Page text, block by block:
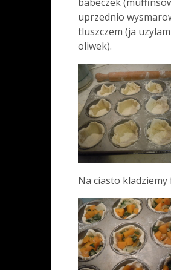
uprzednio
tluszczem (ja
oliwek).
Na ciasto